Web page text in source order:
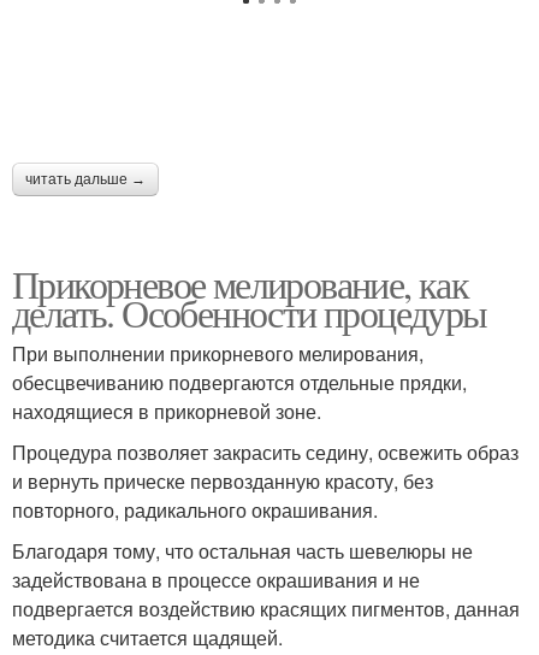
читать дальше →
Прикорневое мелирование, как
делать. Особенности процедуры
При выполнении прикорневого мелирования,
обесцвечиванию подвергаются отдельные прядки,
находящиеся в прикорневой зоне.
Процедура позволяет закрасить седину, освежить образ
и вернуть прическе первозданную красоту, без
повторного, радикального окрашивания.
Благодаря тому, что остальная часть шевелюры не
задействована в процессе окрашивания и не
подвергается воздействию красящих пигментов, данная
методика считается щадящей.